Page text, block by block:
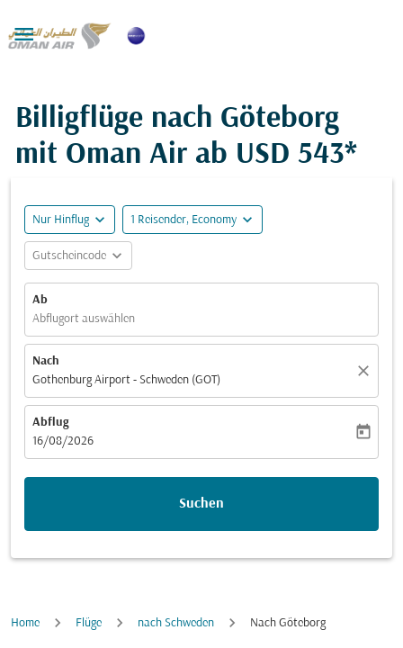

Billigflüge nach Göteborg
mit Oman Air ab USD 543*
Nur Hinflug expand_more 1 Reisender, Economy expand_more
Gutscheincode expand_more
Ab
Abflugort auswählen
Nach
Gothenburg Airport - Schweden (GOT)
close
Abflug
fc-booking-departure-date-aria-label
16/08/2026
today
Suchen
Home Flüge nach Schweden Nach Göteborg